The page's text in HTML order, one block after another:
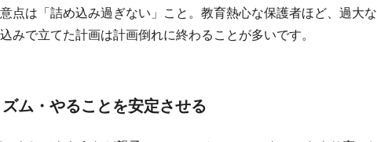
点は「詰め込み過ぎない」こと。教育熱心な保護者ほど、過大な
みで立てた計画は計画倒れに終わることが多いです。
ム・やることを安定させる